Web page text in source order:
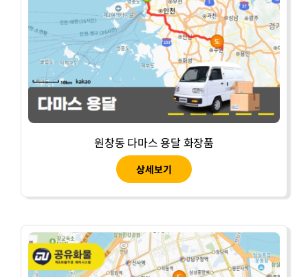
원창동 다마스 용달 화장품
상세보기